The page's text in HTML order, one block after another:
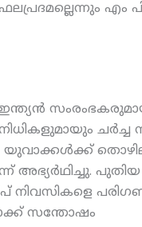
എം
ചര്‍ച്ച
യുവാക്കള്‍ക്ക്
പുതിയ
നിവസികളെ
സന്തോഷം